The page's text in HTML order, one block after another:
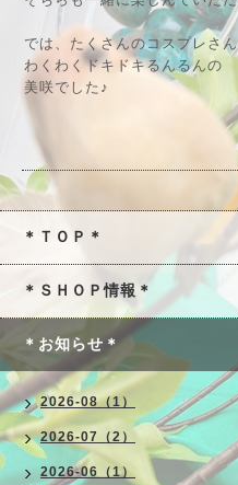
では、 たくさんのコスプレさ
わくわくドキドキるんるんの
美咲でした♪
＊ＴＯＰ＊
＊ＳＨＯＰ情報＊
＊お知らせ＊
2026-08（1）
2026-07（2）
2026-06（1）